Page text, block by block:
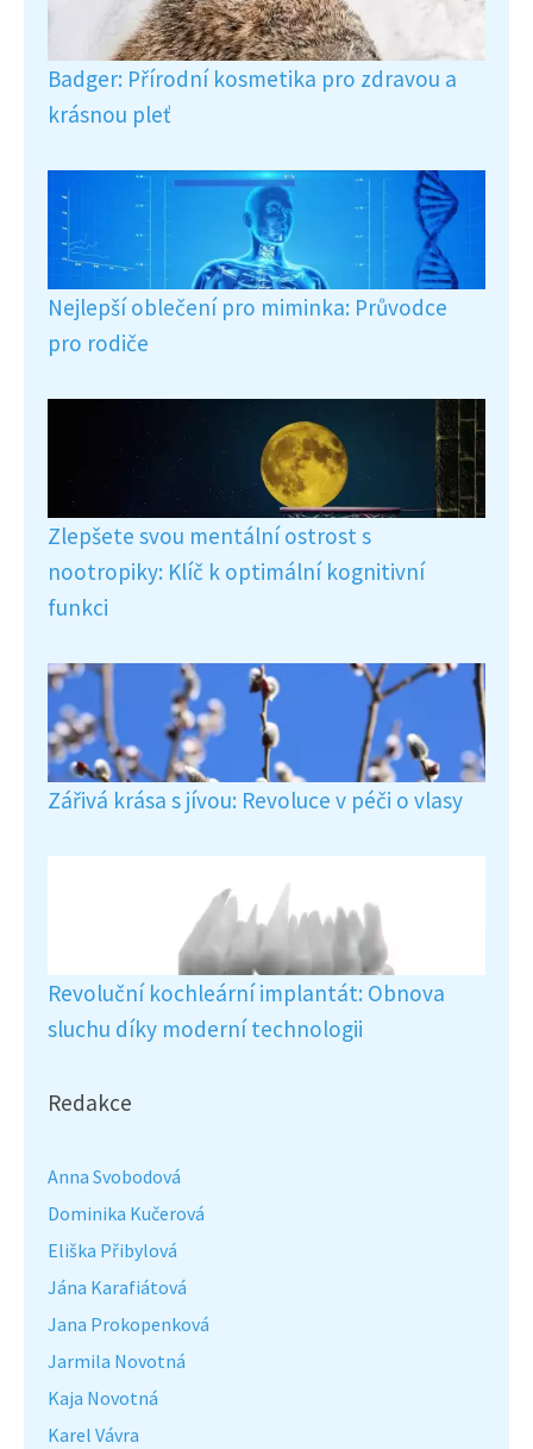
Badger: Přírodní kosmetika pro zdravou a
krásnou pleť
Nejlepší oblečení pro miminka: Průvodce
pro rodiče
Zlepšete svou mentální ostrost s
nootropiky: Klíč k optimální kognitivní
funkci
Zářivá krása s jívou: Revoluce v péči o vlasy
Revoluční kochleární implantát: Obnova
sluchu díky moderní technologii
Redakce
Anna Svobodová
Dominika Kučerová
Eliška Přibylová
Jána Karafiátová
Jana Prokopenková
Jarmila Novotná
Kaja Novotná
Karel Vávra